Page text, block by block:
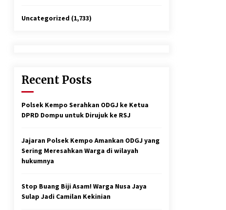
Uncategorized (1,733)
Recent Posts
Polsek Kempo Serahkan ODGJ ke Ketua
DPRD Dompu untuk Dirujuk ke RSJ
Jajaran Polsek Kempo Amankan ODGJ yang
Sering Meresahkan Warga di wilayah
hukumnya
Stop Buang Biji Asam! Warga Nusa Jaya
Sulap Jadi Camilan Kekinian